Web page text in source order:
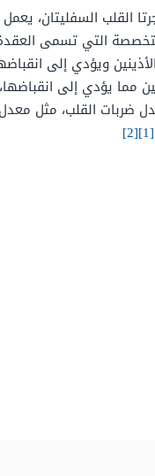
القلب السفليتان،
التي تسمى
ويؤدي إلى
مما يؤدي إلى
ضربات القلب، مثل
[2]